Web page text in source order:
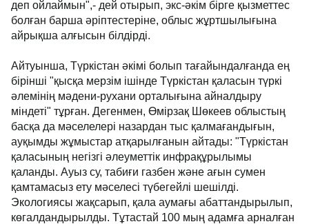
деп ойлаймын",- дей отырып, экс-әкім бірге қызметтес
болған барша әріптестеріне, облыс жұртшылығына
айрықша алғысын білдірді.
Айтуынша, Түркістан әкімі болып тағайындалғанда ең
бірінші "қысқа мерзім ішінде Түркістан қаласын түркі
әлемінің мәдени-рухани орталығына айналдыру
міндеті" тұрған. Дегенмен, Өмірзақ Шөкеев облыстың
басқа да мәселелері назардан тыс қалмағандығын,
ауқымды жұмыстар атқарылғанын айтады: "Түркістан
қаласының негізгі әлеуметтік инфрақұрылымы
қаланды. Ауыз су, табиғи газбен және ағын сумен
қамтамасыз ету мәселесі түбегейлі шешілді.
Экологиясы жақсарып, қала аумағы абаттандырылып,
көгалдандырылды. Тұтастай 100 мың адамға арналған